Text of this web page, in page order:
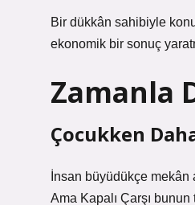
Bir dükkân sahibiyle
ekonomik bir sonuç
Zamanla
Çocukken
İnsan büyüdükçe
Ama Kapalı Çarşı bunun